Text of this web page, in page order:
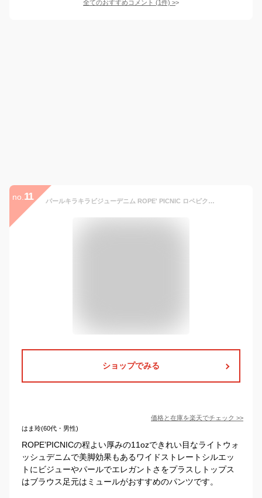
全てのおすすめコメント (1 件) >
no. 11 パールキラキラビジューデニム ROPE' PICNIC ロペピクニック パンツ ジーンズ・デニムパンツ ブラック ブルー ネイビー【先行予約】*【送料無料】[Rakuten Fashion]
ショップでみる
価格と在庫を楽天でチェック >>
はま玲(60代・男性)
ROPE’PICNICの程よい厚みの11ozできれい目なライトウォ
ッシュデニムで美脚効果もあるワイドストレートシルエッ
トにビジューやパールでエレガントさをプラスしトップス
はブラウス足元はミュールがおすすめのパンツです。